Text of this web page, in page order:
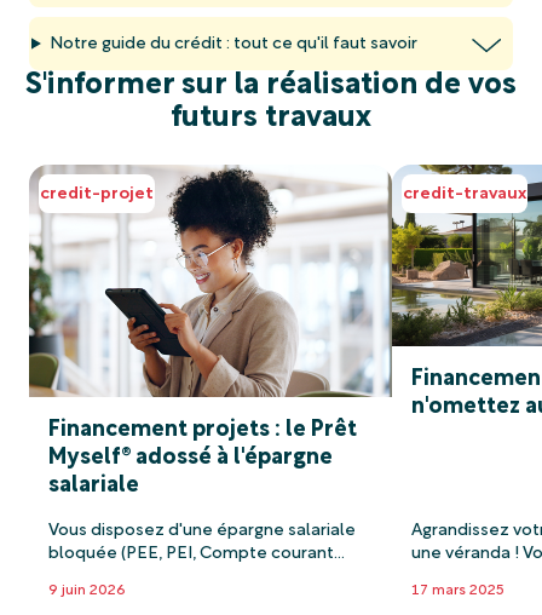
Notre guide du crédit : tout ce qu'il faut savoir
S'informer sur la réalisation de vos
futurs travaux
Financement projets : le Prêt
Myself® adossé à l'épargne
salariale
credit-projet
Vous disposez d'une épargne salariale
bloquée (PEE, PEI, Compte courant
les avantages du Prêt Myself pour
9 juin 2026
n'omettez
credit-travaux
Agrandissez
une véranda !
une jolie
17 mars 2025